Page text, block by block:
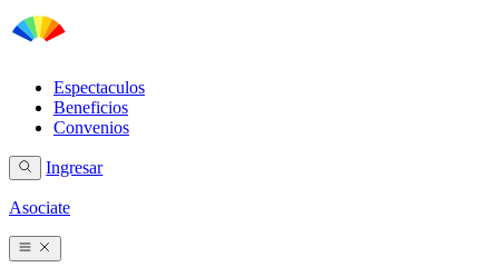
Espectaculos
Beneficios
Convenios
Ingresar
Asociate